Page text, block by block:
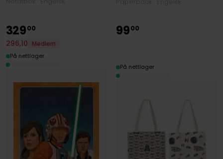
32900
296,10
Medlem
På nettlager
9900
På nettlager